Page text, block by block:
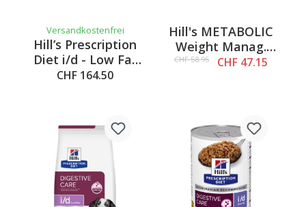
Versandkostenfrei
Hill’s Prescription
Diet i/d - Low Fat
mit Huhn, 12kg
CHF 164.50
Hill's METABOLIC
Weight Manag.
Huhn 3kg
CHF 58.95 CHF 47.15